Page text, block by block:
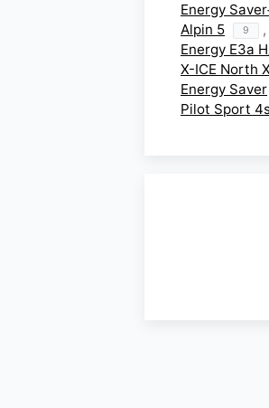
Energy
Alpin 5
9 ,
Energy E3a
Х-ICE North
Energy Saver
Pilot Sport